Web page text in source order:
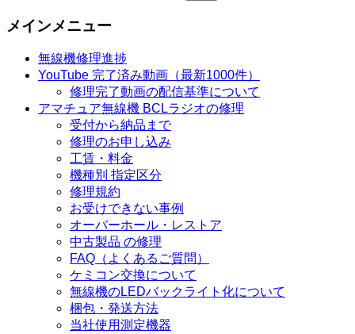
メインメニュー
無線機修理進捗
YouTube 完了済み動画（最新1000件）
修理完了動画の配信基準について
アマチュア無線機 BCLラジオの修理
受付から納品まで
修理のお申し込み
工賃・料金
機種別 指定区分
修理規約
お受けできない事例
オーバーホール・レストア
中古製品 の修理
FAQ（よくあるご質問）
ケミコン交換について
無線機のLEDバックライト化について
梱包・発送方法
当社使用測定機器